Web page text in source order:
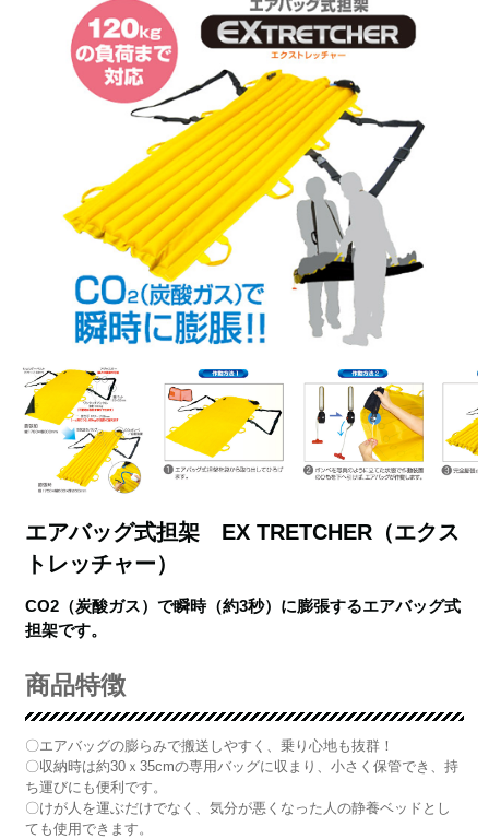
エアバッグ式担架 EX TRETCHER（エクス
トレッチャー）
CO2（炭酸ガス）で瞬時（約3秒）に膨張するエアバッグ式
担架です。
商品特徴
〇エアバッグの膨らみで搬送しやすく、乗り心地も抜群！
〇収納時は約30ｘ35cmの専用バッグに収まり、小さく保管でき、持
ち運びにも便利です。
〇けが人を運ぶだけでなく、気分が悪くなった人の静養ベッドとし
ても使用できます。